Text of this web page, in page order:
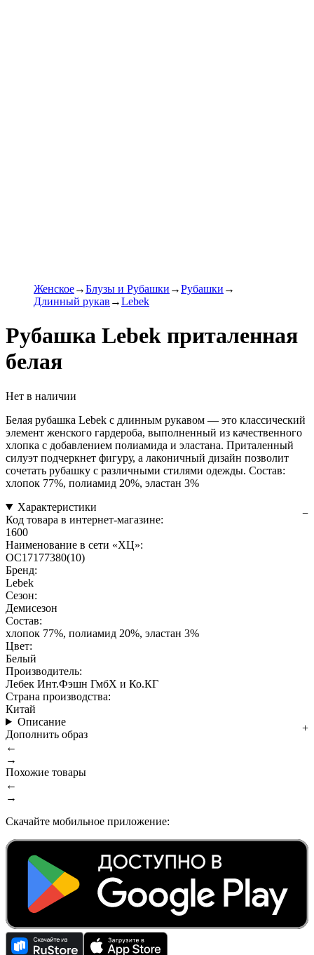
Женское Блузы и Рубашки
Рубашки
Длинный рукав
Lebek
Рубашка Lebek приталенная
белая
Нет в наличии
Белая рубашка Lebek с длинным рукавом — это классический
элемент женского гардероба, выполненный из качественного
хлопка с добавлением полиамида и эластана. Приталенный
силуэт подчеркнет фигуру, а лаконичный дизайн позволит
сочетать рубашку с различными стилями одежды. Состав:
хлопок 77%, полиамид 20%, эластан 3%
Характеристики
Код товара в интернет-магазине:
1600
Наименование в сети «ХЦ»:
OC17177380(10)
Бренд:
Lebek
Сезон:
Демисезон
Состав:
хлопок 77%, полиамид 20%, эластан 3%
Цвет:
Белый
Производитель:
Лебек Инт.Фэшн ГмбХ и Ко.КГ
Страна производства:
Китай
Описание
Дополнить образ
←
→
Похожие товары
←
→
Скачайте мобильное приложение: